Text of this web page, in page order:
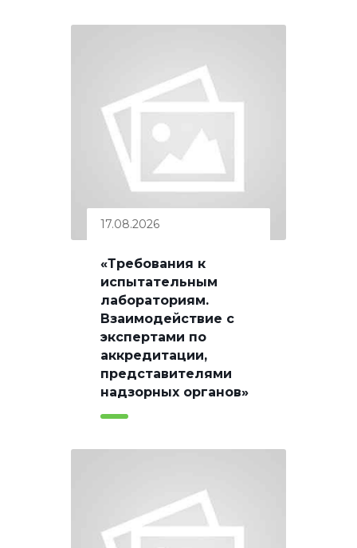
17.08.2026
«Требования к
испытательным
лабораториям.
Взаимодействие с
экспертами по
аккредитации,
представителями
надзорных органов»